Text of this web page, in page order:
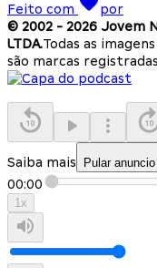
Feito com
por
© 2002 - 2026 Jovem
LTDA.Todas as
são marcas
Saiba mais Pular anuncio
00:00
1x